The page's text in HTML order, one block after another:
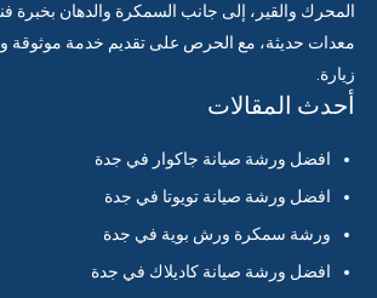
المحرك والقير، إلى جانب السمكرة والدهان بخبرة
معدات حديثة، مع الحرص على تقديم خدمة
زيارة.
أحدث المقالات
افضل ورشة صيانة جاكوار في جدة
افضل ورشة صيانة تويوتا في جدة
ورشة سمكرة ورش بوية في جدة
افضل ورشة صيانة كاديلاك في جدة